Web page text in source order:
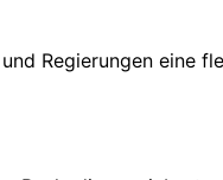
Regierungen eine